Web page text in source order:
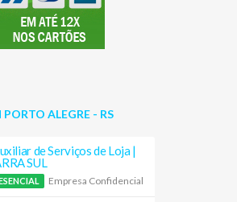
ALEGRE - RS
de Serviços de Loja |
SUL
Empresa Confidencial